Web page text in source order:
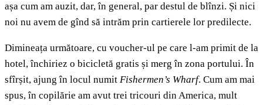
așa cum am auzit, dar, în general, par destul de blînzi. Și nici
noi nu avem de gînd să intrăm prin cartierele lor predilecte.
Dimineața următoare, cu voucher-ul pe care l-am primit de la
hotel, închiriez o bicicletă gratis și merg în zona portului. În
sfîrșit, ajung în locul numit Fishermen’s Wharf. Cum am mai
spus, în copilărie am avut trei tricouri din America, mult